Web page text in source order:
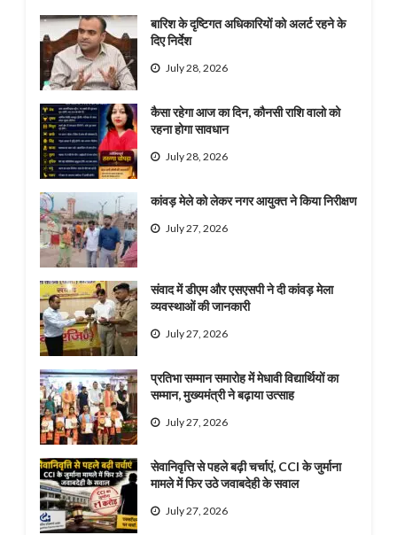
बारिश के दृष्टिगत अधिकारियों को अलर्ट रहने के
दिए निर्देश
July 28, 2026
कैसा रहेगा आज का दिन, कौनसी राशि वालो को
रहना होगा सावधान
July 28, 2026
कांवड़ मेले को लेकर नगर आयुक्त ने किया निरीक्षण
July 27, 2026
संवाद में डीएम और एसएसपी ने दी कांवड़ मेला
व्यवस्थाओं की जानकारी
July 27, 2026
प्रतिभा सम्मान समारोह में मेधावी विद्यार्थियों का
सम्मान, मुख्यमंत्री ने बढ़ाया उत्साह
July 27, 2026
सेवानिवृत्ति से पहले बढ़ी चर्चाएं, CCI के जुर्माना
मामले में फिर उठे जवाबदेही के सवाल
July 27, 2026